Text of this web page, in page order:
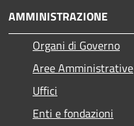
AMMINISTRAZIONE
Organi di Governo
Aree Amministrative
Uffici
Enti e fondazioni